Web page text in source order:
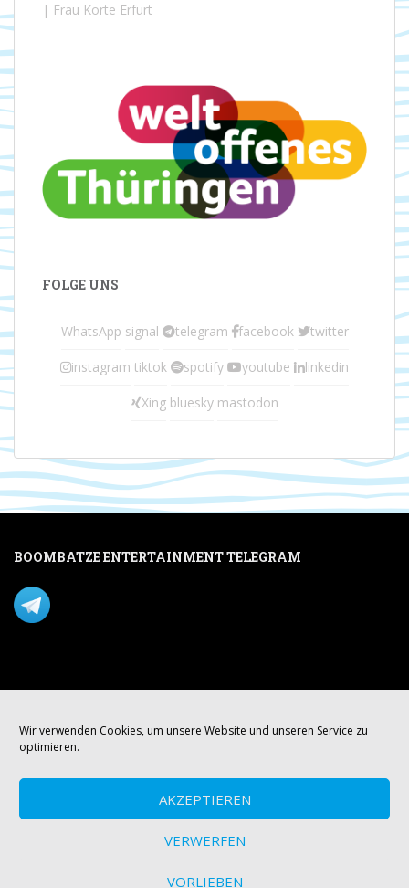
Wir verwenden Cookies, um unsere Website und unseren Service zu
optimieren.
AKZEPTIEREN
VERWERFEN
VORLIEBEN
| Frau Korte Erfurt
FOLGE UNS
WhatsApp signal telegram facebook twitter
instagram tiktok spotify youtube linkedin
Xing bluesky mastodon
BOOMBATZE ENTERTAINMENT TELEGRAM